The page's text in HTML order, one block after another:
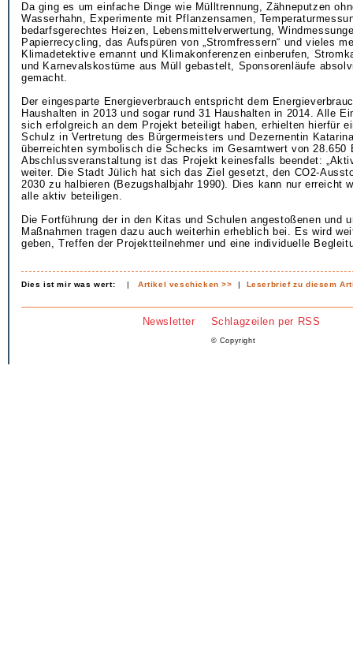
Da ging es um einfache Dinge wie Mülltrennung, Zähneputzen
Wasserhahn, Experimente mit Pflanzensamen,
bedarfsgerechtes Heizen, Lebensmittelverwertung,
Papierrecycling, das Aufspüren von „Stromfressern“ und vieles
Klimadetektive ernannt und Klimakonferenzen einberufen,
und Karnevalskostüme aus Müll gebastelt, Sponsorenläufe
gemacht.
Der eingesparte Energieverbrauch entspricht dem
Haushalten in 2013 und sogar rund 31 Haushalten in 2014. Alle
sich erfolgreich an dem Projekt beteiligt haben, erhielten hierfür
Schulz in Vertretung des Bürgermeisters und Dezernentin
überreichten symbolisch die Schecks im Gesamtwert von 28.650
Abschlussveranstaltung ist das Projekt keinesfalls beendet:
weiter. Die Stadt Jülich hat sich das Ziel gesetzt, den CO2-
2030 zu halbieren (Bezugshalbjahr 1990). Dies kann nur erreicht
alle aktiv beteiligen.
Die Fortführung der in den Kitas und Schulen angestoßenen und
Maßnahmen tragen dazu auch weiterhin erheblich bei. Es wird
geben, Treffen der Projektteilnehmer und eine individuelle
Dies ist mir was wert: |Artikel veschicken >> | Leserbrief zu diesem
Newsletter Schlagzeilen per RSS
© Copyright